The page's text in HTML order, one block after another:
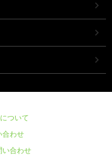
ついて
合わせ
い合わせ